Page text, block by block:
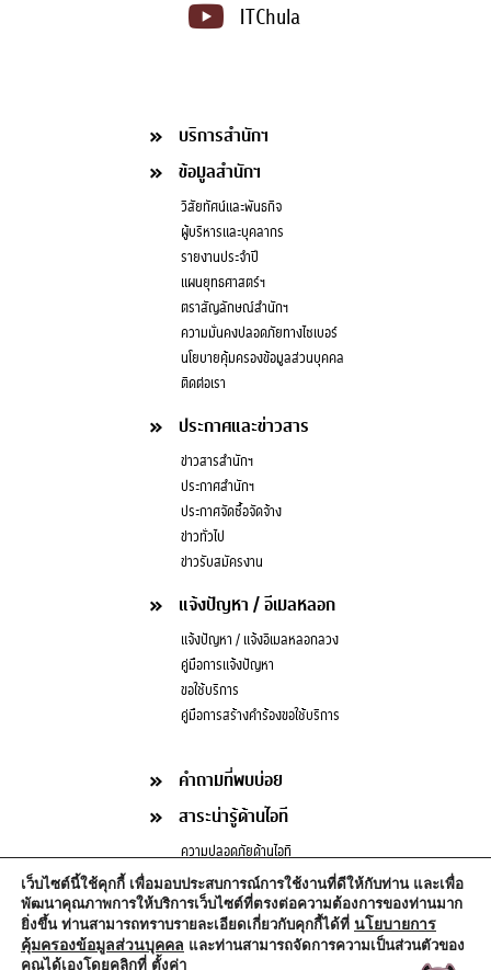
ITChula
บริการสำนักฯ
ข้อมูลสำนักฯ
วิสัยทัศน์และพันธกิจ
ผู้บริหารและบุคลากร
รายงานประจำปี
แผนยุทธศาสตร์ฯ
ตราสัญลักษณ์สำนักฯ
ความมั่นคงปลอดภัยทางไซเบอร์
นโยบายคุ้มครองข้อมูลส่วนบุคคล
ติดต่อเรา
ประกาศและข่าวสาร
ข่าวสารสำนักฯ
ประกาศสำนักฯ
ประกาศจัดซื้อจัดจ้าง
ข่าวทั่วไป
ข่าวรับสมัครงาน
แจ้งปัญหา / อีเมลหลอก
แจ้งปัญหา / แจ้งอีเมลหลอกลวง
คู่มือการแจ้งปัญหา
ขอใช้บริการ
คู่มือการสร้างคำร้องขอใช้บริการ
คำถามที่พบบ่อย
สาระน่ารู้ด้านไอที
ความปลอดภัยด้านไอที
บทความด้านไอที
กฎหมายน่ารู้ด้านไอที
เว็บไซต์นี้ใช้คุกกี้ เพื่อมอบประสบการณ์การใช้งานที่ดีให้กับท่าน และเพื่อ
พัฒนาคุณภาพการให้บริการเว็บไซต์ที่ตรงต่อความต้องการของท่านมาก
ยิ่งขึ้น ท่านสามารถทราบรายละเอียดเกี่ยวกับคุกกี้ได้ที่ นโยบายการ
คุ้มครองข้อมูลส่วนบุคคล และท่านสามารถจัดการความเป็นส่วนตัวของ
คุณได้เองโดยคลิกที่ ตั้งค่า